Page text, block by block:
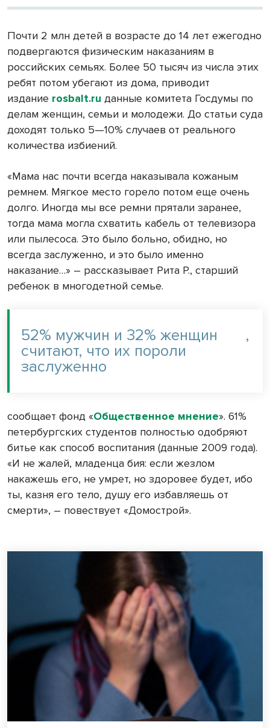
Почти 2 млн детей в возрасте до 14 лет ежегодно
подвергаются физическим наказаниям в
российских семьях. Более 50 тысяч из числа этих
ребят потом убегают из дома, приводит
издание rosbalt.ru данные комитета Госдумы по
делам женщин, семьи и молодежи. До статьи суда
доходят только 5—10% случаев от реального
количества избиений.
«Мама нас почти всегда наказывала кожаным
ремнем. Мягкое место горело потом еще очень
долго. Иногда мы все ремни прятали заранее,
тогда мама могла схватить кабель от телевизора
или пылесоса. Это было больно, обидно, но
всегда заслуженно, и это было именно
наказание…» – рассказывает Рита Р., старший
ребенок в многодетной семье.
52% мужчин и 32% женщин
считают, что их пороли
заслуженно
,
сообщает фонд «Общественное мнение». 61%
петербургских студентов полностью одобряют
битье как способ воспитания (данные 2009 года).
«И не жалей, младенца бия: если жезлом
накажешь его, не умрет, но здоровее будет, ибо
ты, казня его тело, душу его избавляешь от
смерти», – повествует «Домострой».